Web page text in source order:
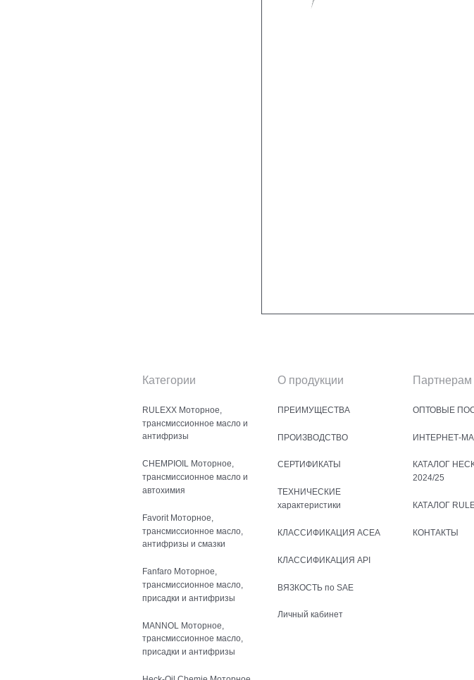
Категории
RULEXX Моторное,
трансмиссионное масло и
антифризы
CHEMPIOIL Моторное,
трансмиссионное масло и
автохимия
Favorit Моторное,
трансмиссионное масло,
антифризы и смазки
Fanfaro Моторное,
трансмиссионное масло,
присадки и антифризы
MANNOL Моторное,
трансмиссионное масло,
присадки и антифризы
О продукции
ПРЕИМУЩЕСТВА
ПРОИЗВОДСТВО
СЕРТИФИКАТЫ
ТЕХНИЧЕСКИЕ
характеристики
КЛАССИФИКАЦИЯ ACEA
КЛАССИФИКАЦИЯ API
ВЯЗКОСТЬ по SAE
Личный кабинет
Партнерам
ОПТОВЫЕ
ИНТЕРНЕТ-
КАТАЛОГ
2024/25
КАТАЛОГ
КОНТАКТЫ